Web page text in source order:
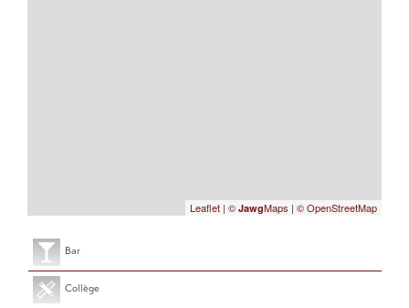
Leaflet | © JawgMaps | © OpenStreetMap
Bar
Collège